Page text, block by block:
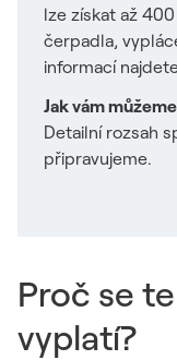
lze získat až
čerpadla,
informací
Jak vám
Detailní rozsah
připravujeme.
Proč se
vyplatí?